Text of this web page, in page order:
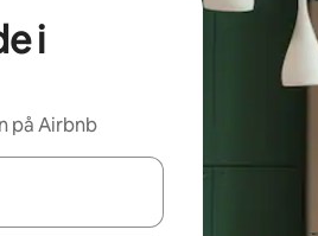
i
på Airbnb
du navigera med upp- och